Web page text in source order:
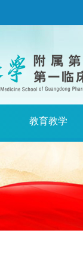
教育教学